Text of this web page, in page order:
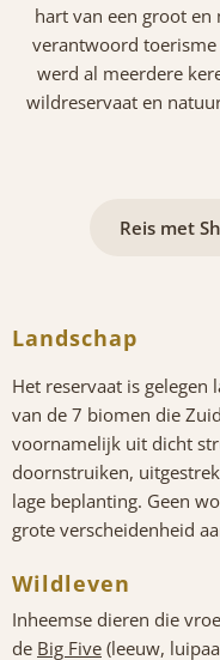
hart van een groot
verantwoord
werd al meerdere
wildreservaat en
Reis met
Landschap
Het reservaat is
van de 7 biomen die
voornamelijk uit dicht
doornstruiken,
lage beplanting. Geen
grote verscheidenheid
Wildleven
Inheemse dieren die
de Big Five (leeuw,